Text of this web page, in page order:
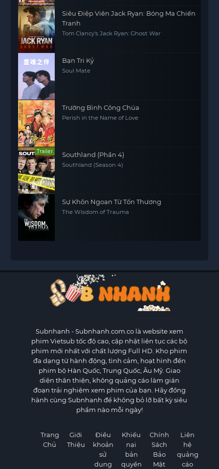
Siêu Điệp Viên Jack Ryan: Bóng Ma Chiến
Tranh
Tom Clancy's Jack Ryan: Ghost War
Bạn Tri Kỷ
Soul Mate
Trường Bình Công Chúa
Perish in the Name of Love
Trailer Southland (Phần 4)
Southland (Season 4)
Sự Khôn Ngoan Từ Tổn Thương
The Wisdom of Trauma
Subnhanh - Subnhanh.com.co là website xem
phim Vietsub tốc độ cao, cập nhật liên tục các bộ
phim mới nhất với chất lượng Full HD. Kho phim
đa dạng từ hành động, tình cảm, hoạt hình đến
phim bộ Hàn Quốc, Trung Quốc, Âu Mỹ. Giao
diện thân thiện, không quảng cáo làm gián
đoạn trải nghiệm xem phim của bạn. Hãy đồng
hành cùng Subnhanh để không bỏ lỡ bất kỳ siêu
phẩm nào mỗi ngày!
Trang
Chủ
Giới
Thiệu
Điều
khoản
sử
dụng
Khiếu
nại
bản
quyền
Chính
Sách
Bảo
Mật
Liên
hệ
quảng
cáo